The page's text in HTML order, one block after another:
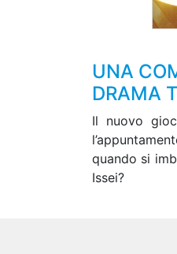
UNA
DRAMA
Il nuovo
quando si
Issei?